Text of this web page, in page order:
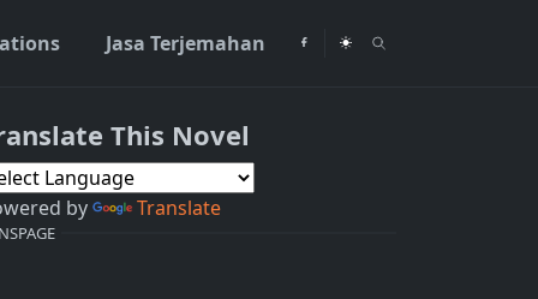
Jasa Terjemahan
This Novel
by Translate